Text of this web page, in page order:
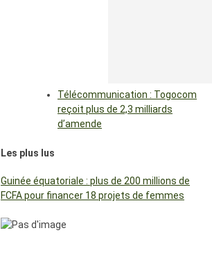
Télécommunication : Togocom
reçoit plus de 2,3 milliards
d’amende
Les plus lus
Guinée équatoriale : plus de 200 millions de
FCFA pour financer 18 projets de femmes